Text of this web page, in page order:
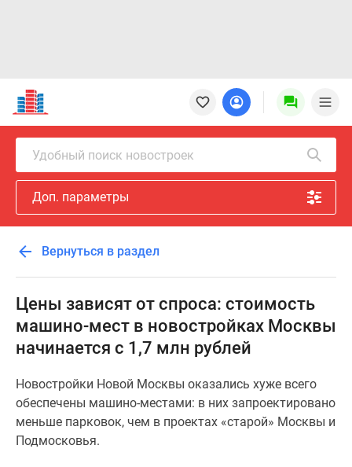
Новостройки
Квартиры
Ипотека
Новостройки
Москвы
Новостройки
Подмосковья
Новостройки
Москвы
Готовые
новостройки
Новостройки
карте
предложения
Коммерческие
помещения
Продавцы
Удобный поиск новостроек
Доп. параметры
Вернуться в раздел
Цены зависят от спроса: стоимость
машино-мест в новостройках Москвы
начинается с 1,7 млн рублей
Новостройки Новой Москвы оказались хуже всего
обеспечены машино-местами: в них запроектировано
меньше парковок, чем в проектах «старой» Москвы и
Подмосковья.